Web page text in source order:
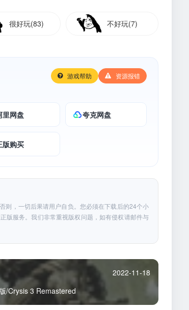
很好玩(83) 不好玩(7)
游戏帮助 资源报错
里网盘 夸克网盘
版购买
则，一切后果请用户自负。您必须在下载后的24个小
版服务。我们非常重视版权问题，如有侵权请邮件与
2022-11-18
/Crysis 3 Remastered